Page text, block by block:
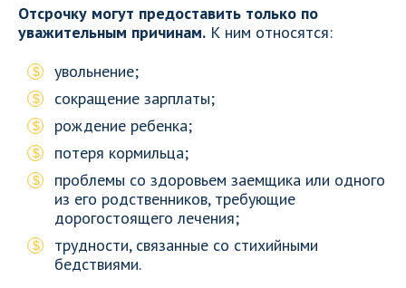
Отсрочку могут предоставить только по
уважительным причинам. К ним относятся:
увольнение;
сокращение зарплаты;
рождение ребенка;
потеря кормильца;
проблемы со здоровьем заемщика или одного
из его родственников, требующие
дорогостоящего лечения;
трудности, связанные со стихийными
бедствиями.